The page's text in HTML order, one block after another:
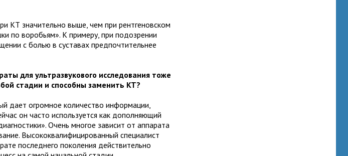
КТ значительно выше, чем при рентгеновском
по воробьям». К примеру, при подозрении
с болью в суставах предпочтительнее
для ультразвукового исследования тоже
стадии и способны заменить КТ?
дает огромное количество информации,
он часто используется как дополняющий
Очень многое зависит от аппарата
Высококвалифицированный специалист
последнего поколения действительно